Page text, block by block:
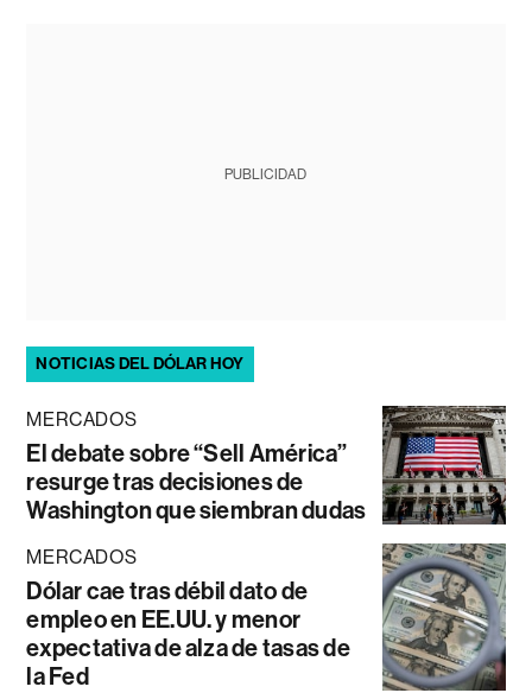
PUBLICIDAD
NOTICIAS DEL DÓLAR HOY
MERCADOS
El debate sobre “Sell América”
resurge tras decisiones de
Washington que siembran dudas
MERCADOS
Dólar cae tras débil dato de
empleo en EE.UU. y menor
expectativa de alza de tasas de
la Fed